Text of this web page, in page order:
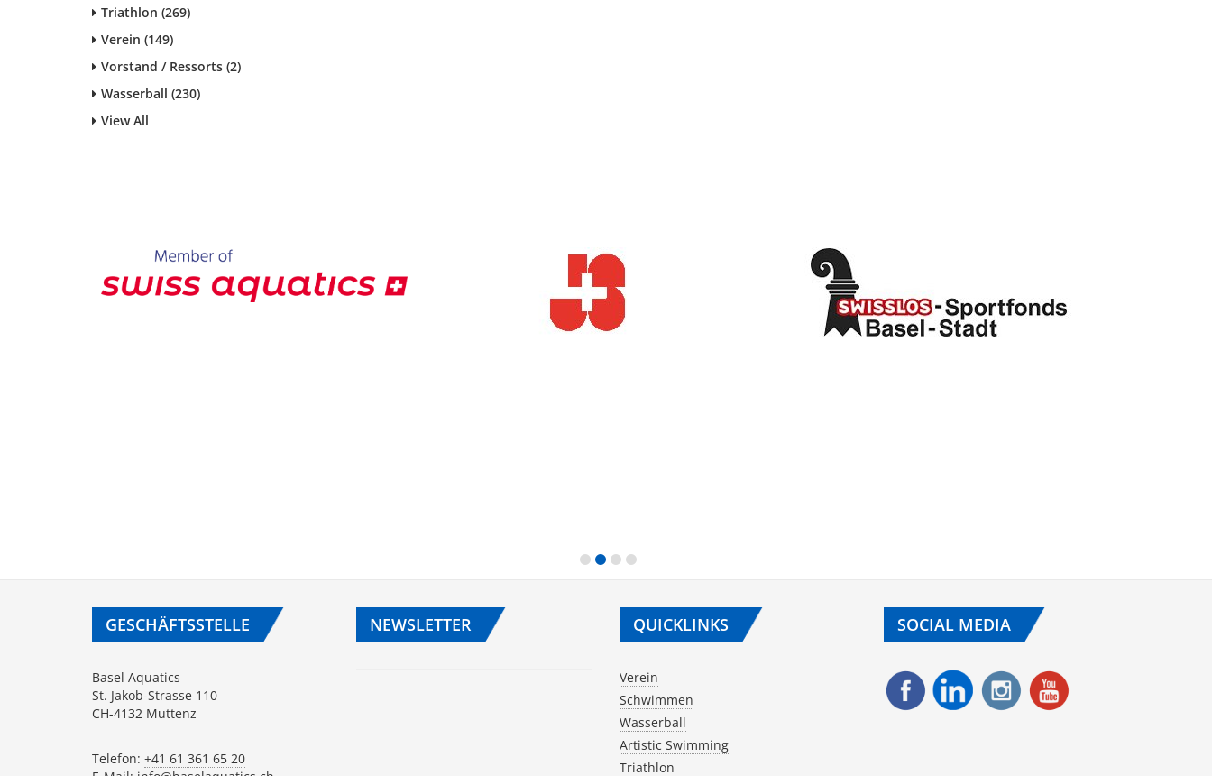
Triathlon (269)
Verein (149)
Vorstand / Ressorts (2)
Wasserball (230)
View All
GESCHÄFTSSTELLE
Basel Aquatics
St. Jakob-Strasse 110
CH-4132 Muttenz
Telefon: +41 61 361 65 20
NEWSLETTER QUICKLINKS
Verein
Schwimmen
Wasserball
Artistic Swimming
Triathlon
SOCIAL MEDIA